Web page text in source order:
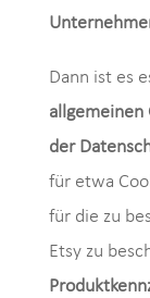
Dann ist es
allgemeinen
der
für etwa
für die zu
Etsy zu